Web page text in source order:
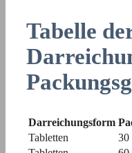
Tabelle
Darreichungsform
Tabletten
30